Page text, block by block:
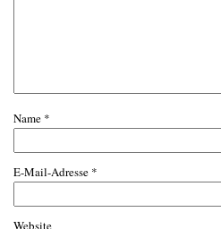
Name *
E-Mail-Adresse *
Website